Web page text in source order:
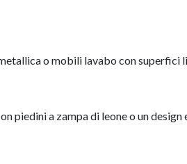
o mobili lavabo con superfici
piedini a zampa di leone o un